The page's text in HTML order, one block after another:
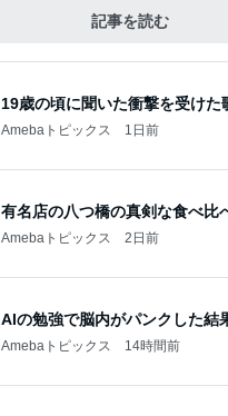
記事を読む
19歳の頃に聞いた衝撃を受けた
Amebaトピックス 1日前
有名店の八つ橋の真剣な食べ比
Amebaトピックス 2日前
AIの勉強で脳内がパンクした結
Amebaトピックス 14時間前